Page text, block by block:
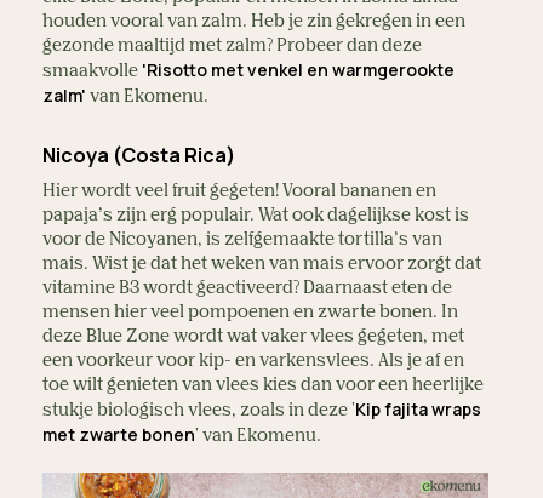
houden vooral van zalm. Heb je zin gekregen in een
gezonde maaltijd met zalm? Probeer dan deze
smaakvolle 'Risotto met venkel en warmgerookte
zalm' van Ekomenu.
Nicoya (Costa Rica)
Hier wordt veel fruit gegeten! Vooral bananen en
papaja’s zijn erg populair. Wat ook dagelijkse kost is
voor de Nicoyanen, is zelfgemaakte tortilla’s van
mais. Wist je dat het weken van mais ervoor zorgt dat
vitamine B3 wordt geactiveerd? Daarnaast eten de
mensen hier veel pompoenen en zwarte bonen. In
deze Blue Zone wordt wat vaker vlees gegeten, met
een voorkeur voor kip- en varkensvlees. Als je af en
toe wilt genieten van vlees kies dan voor een heerlijke
stukje biologisch vlees, zoals in deze 'Kip fajita wraps
met zwarte bonen' van Ekomenu.